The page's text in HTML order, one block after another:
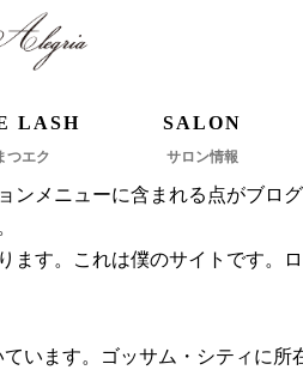
LASH
つエク
SALON
サロン情報
メニューに含まれる点がブロ
す。これは僕のサイトです。
います。ゴッサム・シティに